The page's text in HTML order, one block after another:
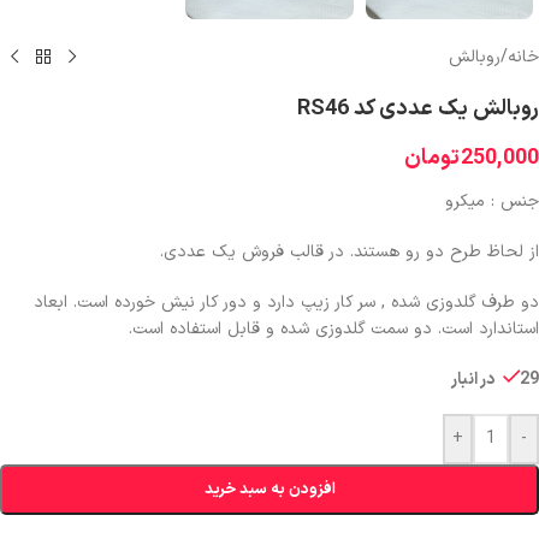
خانه/روبالش
روبالش یک عددی کد RS46
250,000تومان
جنس : میکرو
از لحاظ طرح دو رو هستند. در قالب فروش یک عددی.
دو طرف گلدوزی شده , سر کار زیپ دارد و دور کار نیش خورده است. ابعاد
استاندارد است. دو سمت گلدوزی شده و قابل استفاده است.
29 در انبار
-
+
افزودن به سبد خرید